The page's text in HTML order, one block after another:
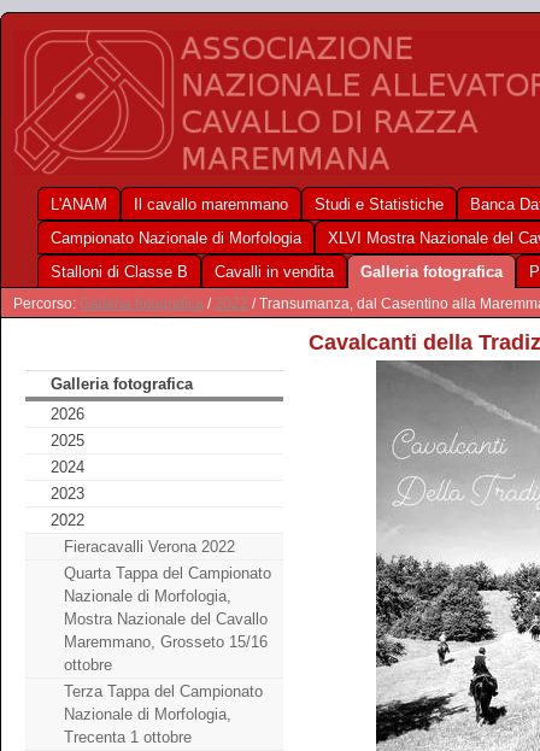
L'ANAM Il cavallo maremmano Studi e Statistiche
Banca
Campionato Nazionale di Morfologia
XLVI Mostra Nazionale del
Stalloni di Classe B
Cavalli in vendita Galleria fotografica
Percorso: Galleria fotografica /2022 / Transumanza, dal Casentino alla
Galleria fotografica
2026
2025
2024
2023
2022
Fieracavalli Verona 2022
Quarta Tappa del Campionato
Nazionale di Morfologia,
Mostra Nazionale del Cavallo
Maremmano, Grosseto 15/16
ottobre
Terza Tappa del Campionato
Nazionale di Morfologia,
Trecenta 1 ottobre
Cavalcanti della